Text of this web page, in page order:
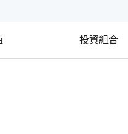
投資組合